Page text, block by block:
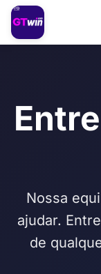
Nossa
ajudar.
de